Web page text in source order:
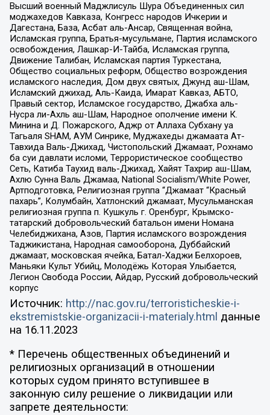
Высший военный Маджлисуль Шура Объединенных сил
моджахедов Кавказа, Конгресс народов Ичкерии и
Дагестана, База, Асбат аль-Ансар, Священная война,
Исламская группа, Братья-мусульмане, Партия исламского
освобождения, Лашкар-И-Тайба, Исламская группа,
Движение Талибан, Исламская партия Туркестана,
Общество социальных реформ, Общество возрождения
исламского наследия, Дом двух святых, Джунд аш-Шам,
Исламский джихад, Аль-Каида, Имарат Кавказ, АБТО,
Правый сектор, Исламское государство, Джабха аль-
Нусра ли-Ахль аш-Шам, Народное ополчение имени К.
Минина и Д. Пожарского, Аджр от Аллаха Субхану уа
Тагьаля SHAM, АУМ Синрике, Муджахеды джамаата Ат-
Тавхида Валь-Джихад, Чистопольский Джамаат, Рохнамо
ба суи давлати исломи, Террористическое сообщество
Сеть, Катиба Таухид валь-Джихад, Хайят Тахрир аш-Шам,
Ахлю Сунна Валь Джамаа, National Socialism/White Power,
Артподготовка, Религиозная группа “Джамаат “Красный
пахарь”, Колумбайн, Хатлонский джамаат, Мусульманская
религиозная группа п. Кушкуль г. Оренбург, Крымско-
татарский добровольческий батальон имени Номана
Челебиджихана, Азов, Партия исламского возрождения
Таджикистана, Народная самооборона, Дуббайский
джамаат, московская ячейка, Батал-Хаджи Белхороев,
Маньяки Культ Убийц, Молодёжь Которая Улыбается,
Легион Свобода России, Айдар, Русский добровольческий
корпус
Источник: http://nac.gov.ru/terroristicheskie-i-
ekstremistskie-organizacii-i-materialy.html данные
на 16.11.2023
* Перечень общественных объединений и
религиозных организаций в отношении
которых судом принято вступившее в
законную силу решение о ликвидации или
запрете деятельности: